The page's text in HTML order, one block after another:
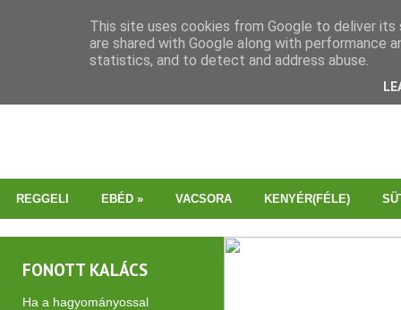
REGGELI EBÉD » VACSORA KENYÉR(FÉLE)
FONOTT KALÁCS
Ha a hagyományossal
This site uses cookies from Google to deliver
are shared with Google along with performance
statistics, and to detect and address abuse.